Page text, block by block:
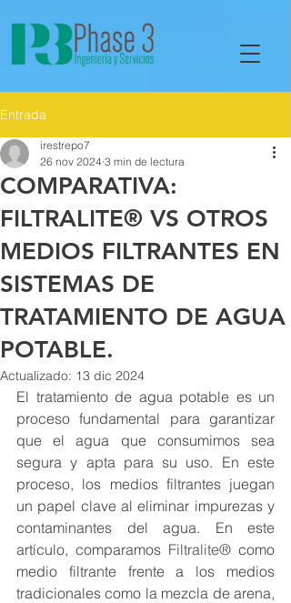
Entrada
COMPARATIVA:
FILTRALITE® VS OTROS
MEDIOS FILTRANTES EN
SISTEMAS DE
TRATAMIENTO DE AGUA
POTABLE.
irestrepo7
26 nov 2024 3 min de lectura
Actualizado: 13 dic 2024
El tratamiento de agua potable es un
proceso fundamental para garantizar
que el agua que consumimos sea
segura y apta para su uso. En este
proceso, los medios filtrantes juegan
un papel clave al eliminar impurezas y
contaminantes del agua. En este
artículo, comparamos Filtralite® como
medio filtrante frente a los medios
tradicionales como la mezcla de arena,